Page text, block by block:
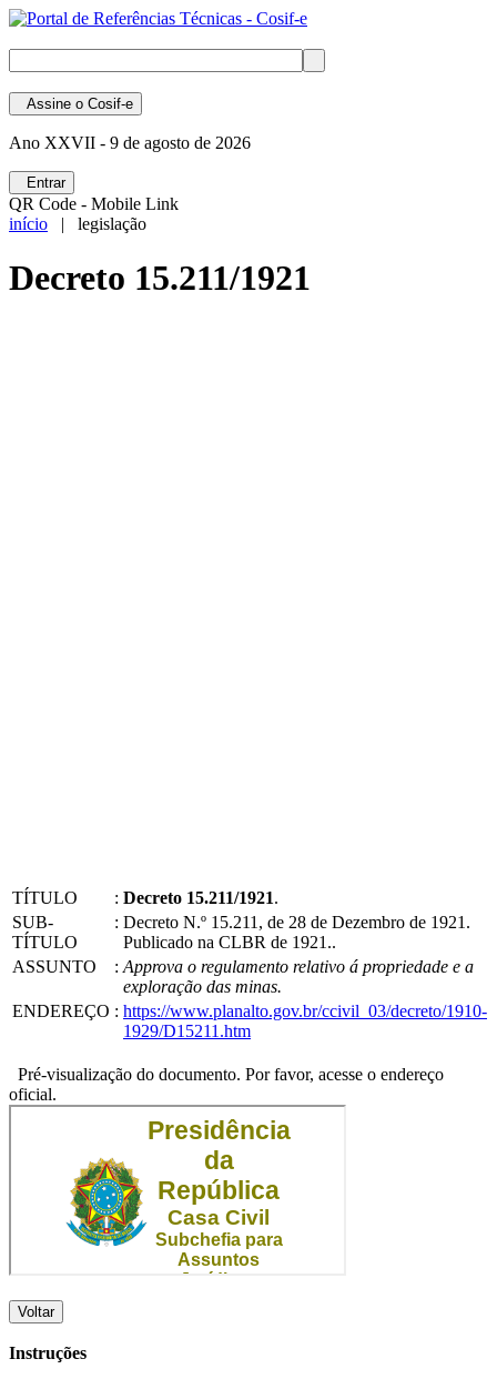
Assine o Cosif-e
Ano XXVII - 9 de agosto de 2026
Entrar
QR Code - Mobile Link
início | legislação
Decreto 15.211/1921
TÍTULO : Decreto 15.211/1921.
SUB-
TÍTULO
: Decreto N.º 15.211, de 28 de Dezembro de 1921.
Publicado na CLBR de 1921..
ASSUNTO
: Approva o regulamento relativo á propriedade e a
exploração das minas.
ENDEREÇO : https://www.planalto.gov.br/ccivil_03/decreto/1910-
1929/D15211.htm
Pré-visualização do documento. Por favor, acesse o endereço
oficial.
Voltar
Instruções